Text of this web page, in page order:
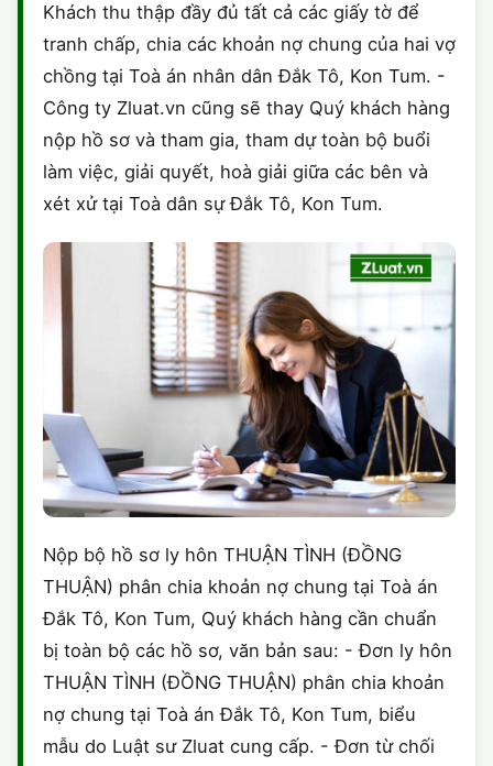
Khách thu thập đầy đủ tất cả các giấy tờ để
tranh chấp, chia các khoản nợ chung của hai vợ
chồng tại Toà án nhân dân Đắk Tô, Kon Tum. -
Công ty Zluat.vn cũng sẽ thay Quý khách hàng
nộp hồ sơ và tham gia, tham dự toàn bộ buổi
làm việc, giải quyết, hoà giải giữa các bên và
xét xử tại Toà dân sự Đắk Tô, Kon Tum.
Nộp bộ hồ sơ ly hôn THUẬN TÌNH (ĐỒNG
THUẬN) phân chia khoản nợ chung tại Toà án
Đắk Tô, Kon Tum, Quý khách hàng cần chuẩn
bị toàn bộ các hồ sơ, văn bản sau: - Đơn ly hôn
THUẬN TÌNH (ĐỒNG THUẬN) phân chia khoản
nợ chung tại Toà án Đắk Tô, Kon Tum, biểu
mẫu do Luật sư Zluat cung cấp. - Đơn từ chối